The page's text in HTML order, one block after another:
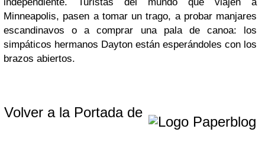
Minneapolis, pasen a tomar un trago, a probar manjares
escandinavos o a comprar una pala de canoa: los
simpáticos hermanos Dayton están esperándoles con los
brazos abiertos.
Volver a la Portada de